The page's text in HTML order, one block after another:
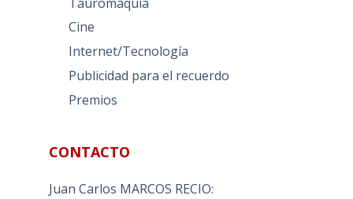
Cine
Internet/Tecnología
Publicidad para el recuerdo
Premios
CONTACTO
Juan Carlos MARCOS RECIO: